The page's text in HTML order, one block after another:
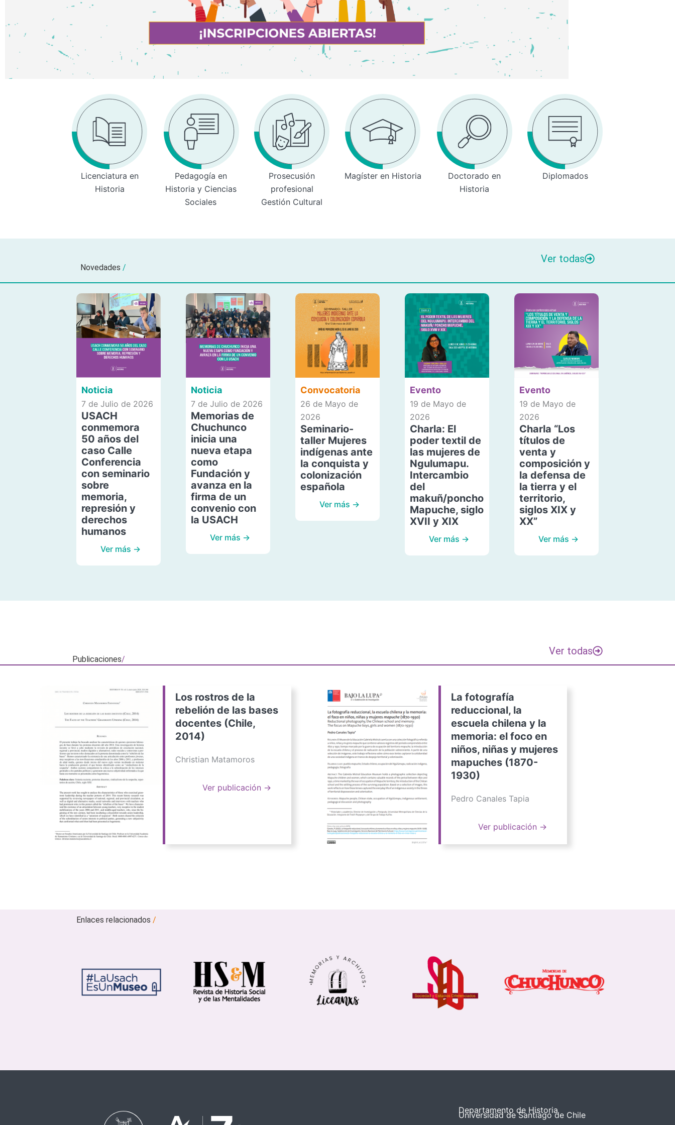
Licenciatura en
Historia
Pedagogía en
Historia y Ciencias
Sociales
Prosecusión
profesional
Gestión Cultural
Magíster en Historia
Doctorado en
Historia
Diplomados
Novedades /
Ver todas
Noticia
7 de Julio de 2026
USACH
conmemora
50 años del
caso Calle
Conferencia
con seminario
sobre
memoria,
represión y
derechos
humanos
Ver más →
Noticia
7 de Julio de 2026
Memorias de
Chuchunco
inicia una
nueva etapa
como
Fundación y
avanza en la
firma de un
convenio con
la USACH
Ver más →
Convocatoria
26 de Mayo de
2026
Seminario-
taller Mujeres
indígenas ante
la conquista y
colonización
española
Ver más →
Evento
19 de Mayo de
2026
Charla: El
poder textil de
las mujeres de
Ngulumapu.
Intercambio
del
makuñ/poncho
Mapuche, siglo
XVII y XIX
Ver más →
Evento
19 de Mayo de
2026
Charla “Los
títulos de
venta y
composición y
la defensa de
la tierra y el
territorio,
siglos XIX y
XX”
Ver más →
Publicaciones/
Ver todas
Los rostros de la
rebelión de las bases
docentes (Chile,
2014)
Christian Matamoros
Ver publicación →
La fotografía
reduccional, la
escuela chilena y la
memoria: el foco en
niños, niñas y mujeres
mapuches (1870-
1930)
Pedro Canales Tapia
Ver publicación →
Enlaces relacionados/
Departamento de Historia
Universidad de Santiago de Chile